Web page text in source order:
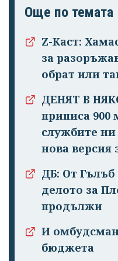
Още по темата
Z-Каст:
за
обрат или
ДЕНЯТ В
приписа 900
службите ни
нова версия
ДБ: От
делото за
продължи
И
бюджета